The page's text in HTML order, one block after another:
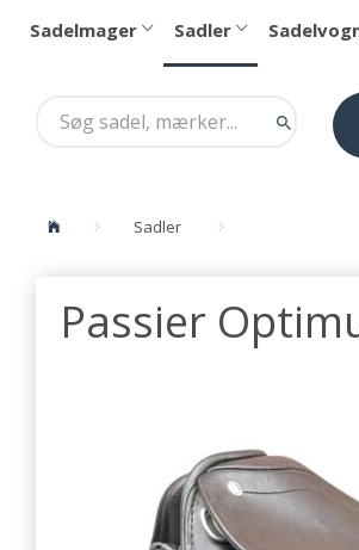
Sadelmager Sadler
Sadler
Passier